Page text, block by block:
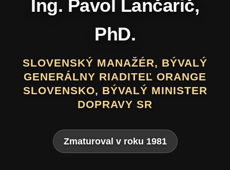
Daniel Hevier
DRAMATIK, SCENÁRISTA, TEXTÁR,
VÝTVARNÍK A AUTOR LITERATÚRY
PRE DETI A MLÁDEŽ
Zmaturoval v roku 1975